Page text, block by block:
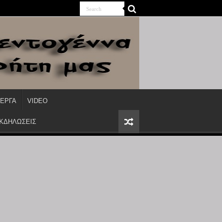
VIDEO